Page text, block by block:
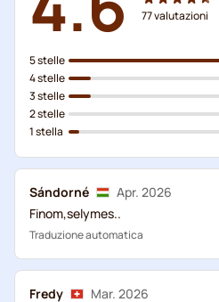
77valutazioni
5 stelle
4 stelle
3 stelle
2 stelle
1 stella
Sándorné
Apr. 2026
Finom,selymes..
Traduzione automatica
Fredy
Mar. 2026